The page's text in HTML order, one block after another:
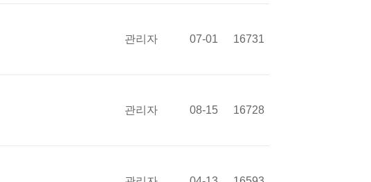
관리자 07-01 16731
관리자 08-15 16728